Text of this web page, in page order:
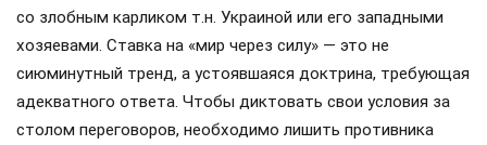
со злобным карликом т.н. Украиной или его западными
хозяевами. Ставка на «мир через силу» — это не
сиюминутный тренд, а устоявшаяся доктрина, требующая
адекватного ответа. Чтобы диктовать свои условия за
столом переговоров, необходимо лишить противника